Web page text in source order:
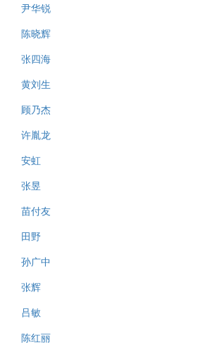
尹华锐
陈晓辉
张四海
黄刘生
顾乃杰
许胤龙
安虹
张昱
苗付友
田野
孙广中
张辉
吕敏
陈红丽